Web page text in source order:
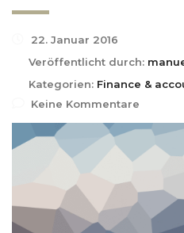
22. Januar 2016
Veröffentlicht durch:
Kategorien: Finance &
Keine Kommentare